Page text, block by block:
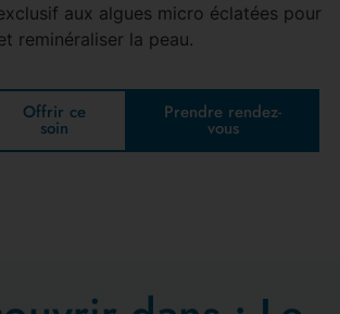
aux algues micro éclatées pour
reminéraliser la peau.
Offrir ce
soin
Prendre rendez-
vous